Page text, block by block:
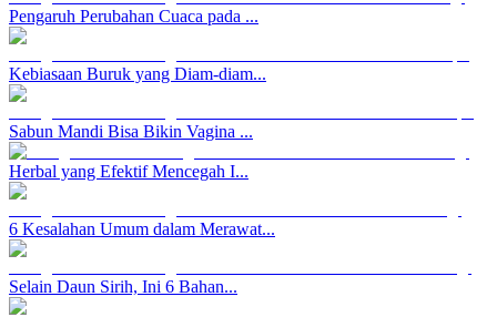
Pengaruh Perubahan Cuaca pada ...
Kebiasaan Buruk yang Diam-diam...
Sabun Mandi Bisa Bikin Vagina ...
Herbal yang Efektif Mencegah I...
6 Kesalahan Umum dalam Merawat...
Selain Daun Sirih, Ini 6 Bahan...